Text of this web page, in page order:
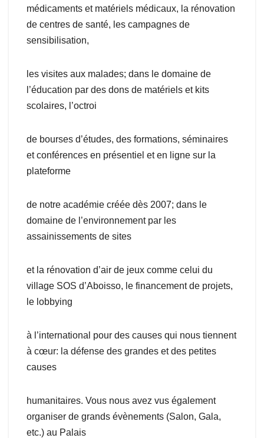
médicaments et matériels médicaux, la rénovation
de centres de santé, les campagnes de
sensibilisation,
les visites aux malades; dans le domaine de
l’éducation par des dons de matériels et kits
scolaires, l’octroi
de bourses d’études, des formations, séminaires
et conférences en présentiel et en ligne sur la
plateforme
de notre académie créée dès 2007; dans le
domaine de l’environnement par les
assainissements de sites
et la rénovation d’air de jeux comme celui du
village SOS d’Aboisso, le financement de projets,
le lobbying
à l’international pour des causes qui nous tiennent
à cœur: la défense des grandes et des petites
causes
humanitaires. Vous nous avez vus également
organiser de grands évènements (Salon, Gala,
etc.) au Palais